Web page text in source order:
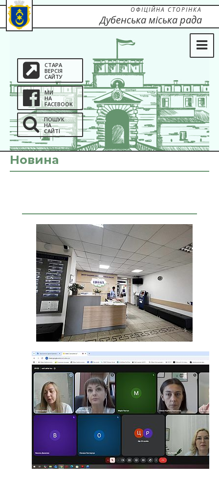
СТАРА
ВЕРСІЯ
САЙТУ
МИ
НА
FACEBOOK
ПОШУК
НА
САЙТІ
ОФІЦІЙНА СТОРІНКА
Дубенська міська рада
Новина